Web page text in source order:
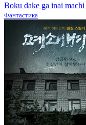
Boku dake ga inai machi
Фантастика